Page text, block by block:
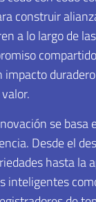
construir
a lo largo de
impacto
se basa
Desde el
hasta la
inteligentes